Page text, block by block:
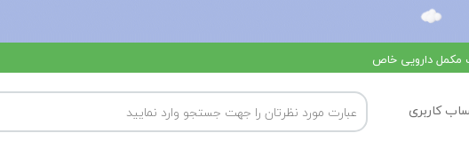
مکمل دارویی خاص
کاربری